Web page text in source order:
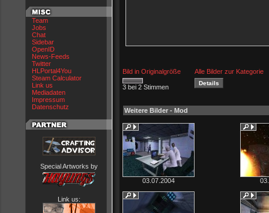
Team
Jobs
Chat
Sidebar
OpenID
News-Feeds
Twitter
HLPortal4You
Steam Calculator
Link us
Mediadaten
Impressum
Datenschutz
Special Artworks by
Link us:
Bild in Originalgröße Alle Bilder zur Kategorie
3 bei 2 Stimmen
Weitere Bilder - Mod
03.07.2004